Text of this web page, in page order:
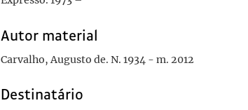
Autor material
Carvalho, Augusto de. N. 1934 - m. 2012
Destinatário